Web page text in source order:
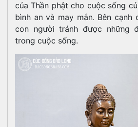
của Thần phật cho cuộc sống
bình an và may mắn. Bên cạnh
con người tránh được những
trong cuộc sống.